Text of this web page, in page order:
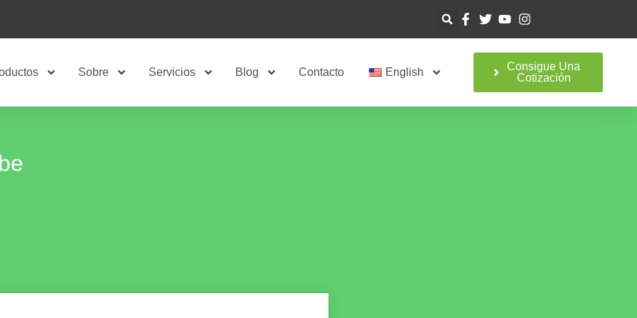
Sobre Servicios Blog Contacto English
Consigue Una
Cotización